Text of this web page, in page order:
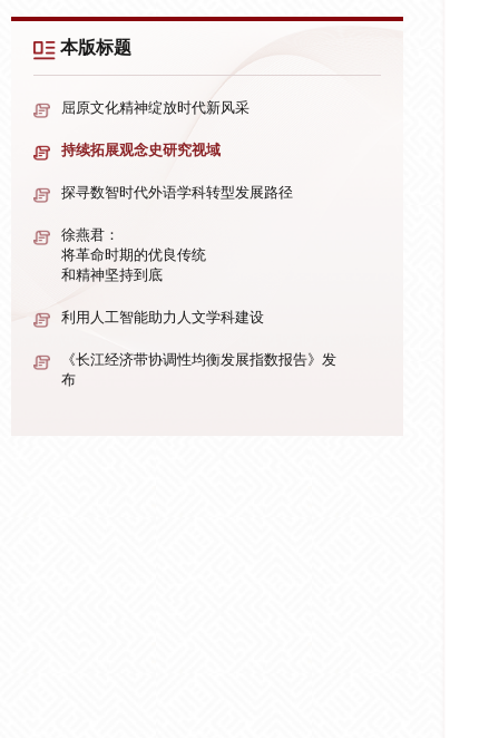
本版标题
屈原文化精神绽放时代新风采
持续拓展观念史研究视域
探寻数智时代外语学科转型发展路径
徐燕君：
将革命时期的优良传统
和精神坚持到底
利用人工智能助力人文学科建设
《长江经济带协调性均衡发展指数报告》发
布